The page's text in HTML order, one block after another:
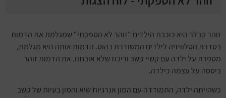
זוהר קבלר היא כוכבת הילדים "זוהר לא הספקתי" שמגלמת את הדמות
בסדרת הטלוויזיה לילדים המשודרת בהוט. הדמות אותה היא מגלמת,
מספרת על ילדה עם קשיי קשב וריכוז שלא אובחנו. את הדמות זוהר
ביססה על עצמה כילדה.
כשהייתה ילדה, התמודדה עם המון אנרגיות שיא והמון בעיות של קשב